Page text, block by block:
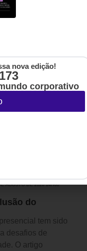
AGOSTO DE 2026 14H00
do
tem sido
desafios de
O artigo
nova edição!
corporativo